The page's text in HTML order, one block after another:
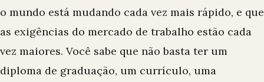
o mundo está mudando cada vez mais rápido, e que
as exigências do mercado de trabalho estão cada
vez maiores. Você sabe que não basta ter um
diploma de graduação, um currículo, uma